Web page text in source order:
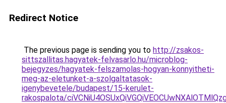
Redirect Notice
The previous page is sending you to http://zsakos-
sittszallitas.hagyatek-felvasarlo.hu/microblog-
bejegyzes/hagyatek-felszamolas-hogyan-konnyitheti-
meg-az-eletunket-a-szolgaltatasok-
igenybevetele/budapest/15-kerulet-
rakospalota/